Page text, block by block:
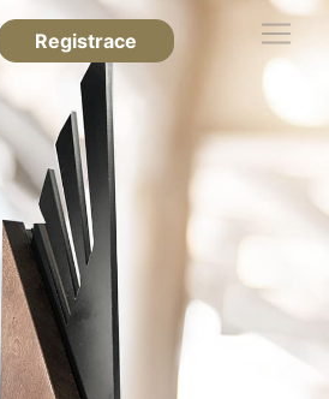
Registrace